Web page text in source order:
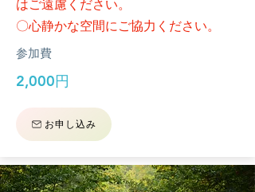
はご遠慮ください。
〇心静かな空間にご協力ください。
参加費
2,000円
お申し込み